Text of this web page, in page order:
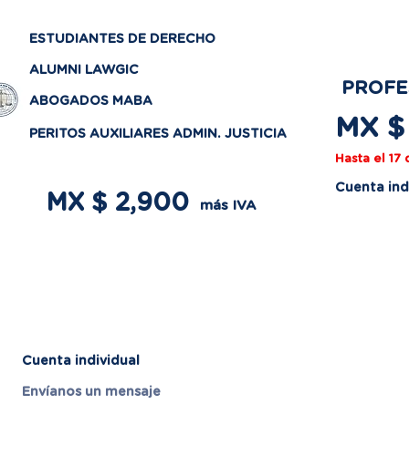
ESTUDIANTES DE DERECHO
ALUMNI LAWGIC
ABOGADOS MABA
PERITOS AUXILIARES ADMIN. JUSTICIA
MX $ 2,900 más IVA
MX
Hasta el 17
Cuenta
Cuenta individual
Envíanos un mensaje